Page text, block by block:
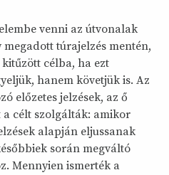
venni az útvonalak
túrajelzés mentén,
célba, ha ezt
hanem követjük is. Az
előzetes jelzések, az ő
a célt szolgálták: amikor
alapján eljussanak
során megváltó
Mennyien ismerték a